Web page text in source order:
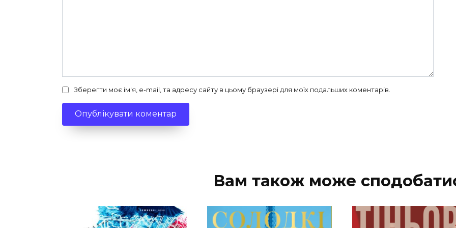
Зберегти моє ім'я, e-mail, та адресу сайту в цьому браузері для моїх подальших коментарів.
Вам також може